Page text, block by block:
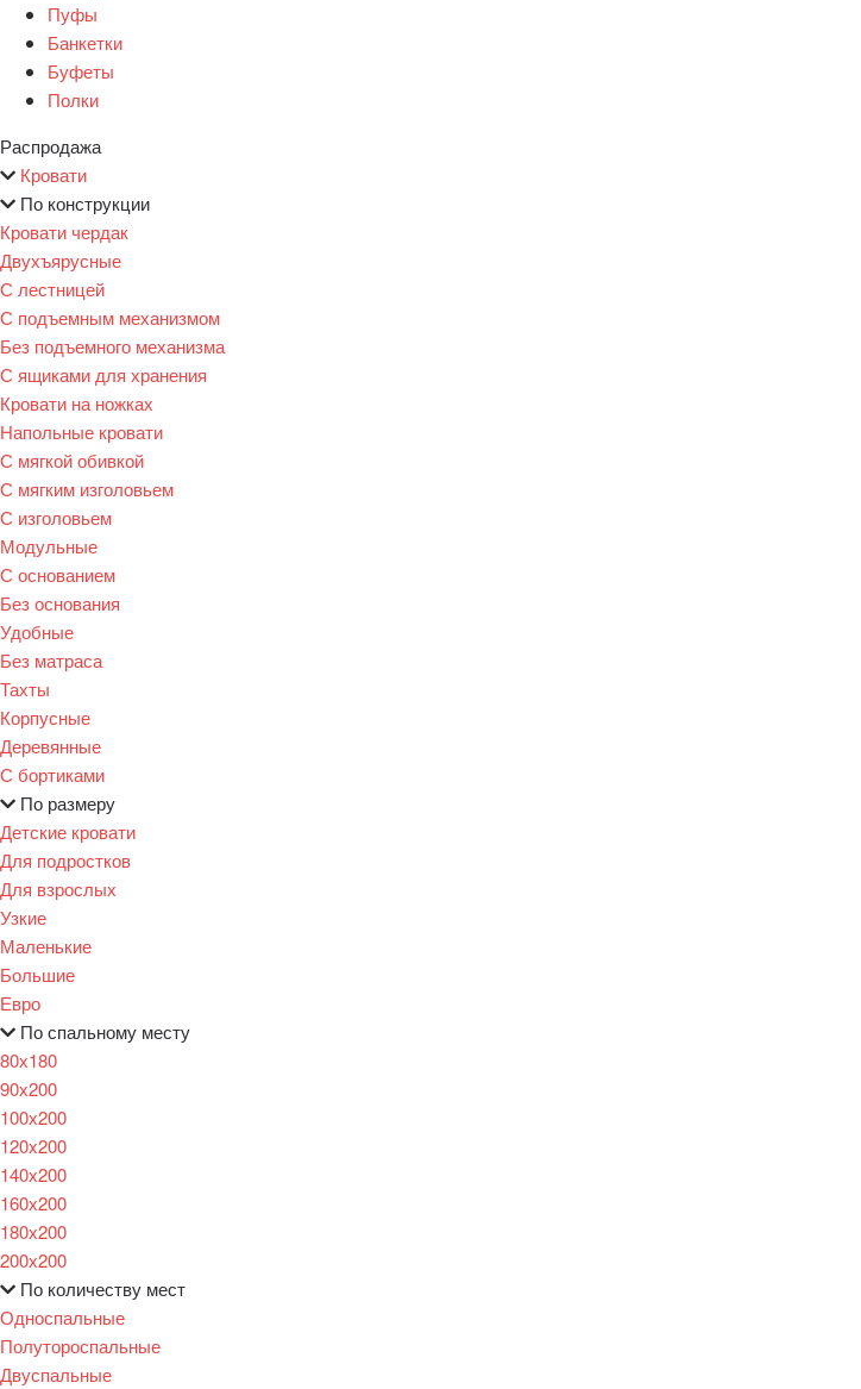
Пуфы
Банкетки
Буфеты
Полки
Распродажа
Кровати
По конструкции
Кровати чердак
Двухъярусные
С лестницей
С подъемным механизмом
Без подъемного механизма
С ящиками для хранения
Кровати на ножках
Напольные кровати
С мягкой обивкой
С мягким изголовьем
С изголовьем
Модульные
С основанием
Без основания
Удобные
Без матраса
Тахты
Корпусные
Деревянные
С бортиками
По размеру
Детские кровати
Для подростков
Для взрослых
Узкие
Маленькие
Большие
Евро
По спальному месту
80х180
90х200
100х200
120x200
140х200
160х200
180х200
200х200
По количеству мест
Односпальные
Полутороспальные
Двуспальные